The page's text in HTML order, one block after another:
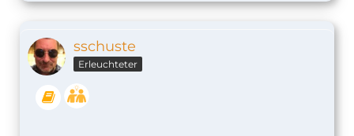
sschuste
Erleuchteter